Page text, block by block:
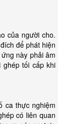
của người cho.
để phát hiện
này phải âm
tối cấp khi
thực nghiệm
có liên quan